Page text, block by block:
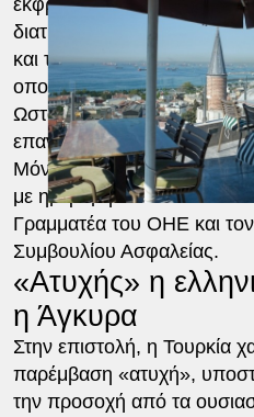
εκφράζοντας επίσημη
διατύπωση, θεωρώντας ότι
και το πνεύμα της
οποία ρυθμίζει το
Ωστόσο, η Άγκυρα όχι
επανήλθε ακόμη πιο
Μόνιμης Αντιπροσωπείας
με ημερομηνία 8 Μαΐου
Γραμματέα του ΟΗΕ και
Συμβουλίου Ασφαλείας.
«Ατυχής» η
η Άγκυρα
Στην επιστολή, η Τουρκία
παρέμβαση «ατυχή»,
την προσοχή από τα